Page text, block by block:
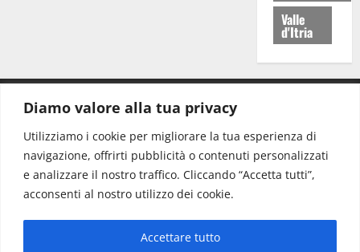
Diamo valore alla tua privacy
Utilizziamo i cookie per migliorare la tua esperienza di
navigazione, offrirti pubblicità o contenuti personalizzati
e analizzare il nostro traffico. Cliccando “Accetta tutti”,
acconsenti al nostro utilizzo dei cookie.
Accettare tutto
Valle
d'Itria
Redazione: redazione@www.martinasera.it
Direttore:direttore@www.martinasera.it
Info & Commerciale:info@www.martinasera.it